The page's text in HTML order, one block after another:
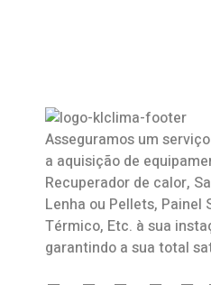
Asseguramos um
a aquisição de
Recuperador de calor,
Lenha ou Pellets, Painel
Térmico, Etc. à sua
garantindo a sua total